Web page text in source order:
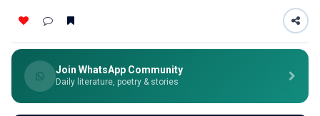
Join WhatsApp Community
Daily literature, poetry & stories